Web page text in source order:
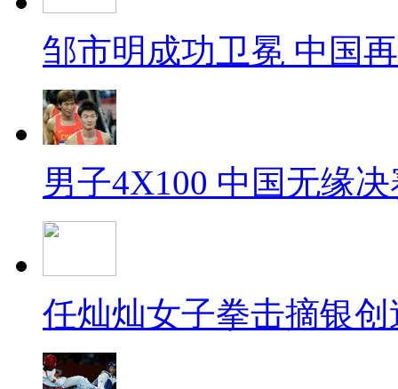
邹市明成功卫冕 中国
男子4X100 中国无缘
任灿灿女子拳击摘银